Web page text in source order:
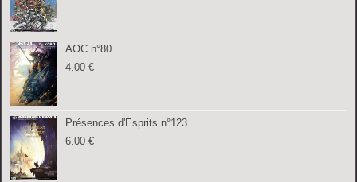
AOC n°80
4.00€
Présences d'Esprits n°123
6.00€